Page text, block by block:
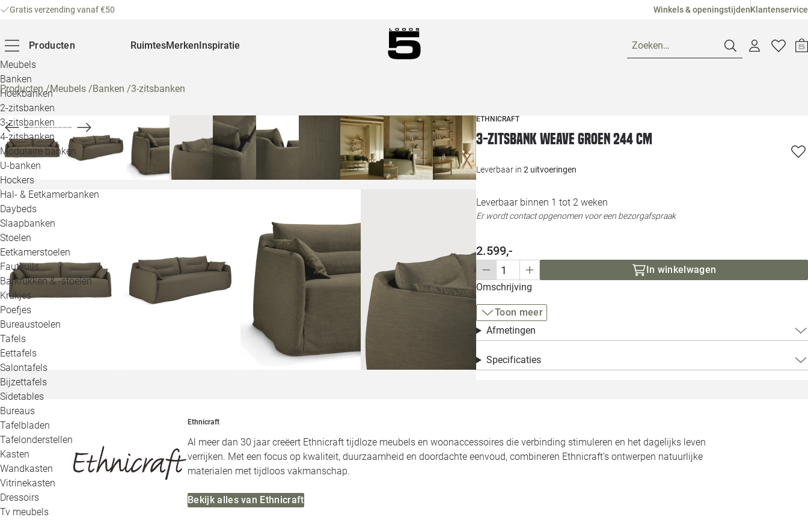
Gratis verzending vanaf €50 Winkels & openingstijdenKlantenservice
Producten
Meubels
Banken
Hoekbanken
2-zitsbanken
3-zitsbanken
4-zitsbanken
Modulaire banken
U-banken
Hockers
Hal- & Eetkamerbanken
Daybeds
Slaapbanken
Stoelen
Eetkamerstoelen
Fauteuils
Barkrukken & -stoelen
Krukjes
Poefjes
Bureaustoelen
Tafels
Eettafels
Salontafels
Bijzettafels
Sidetables
Bureaus
Tafelbladen
Tafelonderstellen
Kasten
Wandkasten
Vitrinekasten
Dressoirs
Tv meubels
RuimtesMerkenInspiratie Zoeken…
Pagina suggesties
Loods 5
Alle
Producten/Meubels /Banken /3-zitsbanken
ETHNICRAFT
3-zitsbank Weave groen 244 cm
Leverbaar in 2 uitvoeringen
Leverbaar binnen 1 tot 2 weken
Er wordt contact opgenomen voor een bezorgafspraak
2.599,-
In winkelwagen
Omschrijving
Toon meer
Afmetingen
Specificaties
Ethnicraft
Al meer dan 30 jaar creëert Ethnicraft tijdloze meubels en woonaccessoires die verbinding stimuleren en het dagelijks leven
verrijken. Met een focus op kwaliteit, duurzaamheid en doordachte eenvoud, combineren Ethnicraft’s ontwerpen natuurlijke
materialen met tijdloos vakmanschap.
Bekijk alles van Ethnicraft